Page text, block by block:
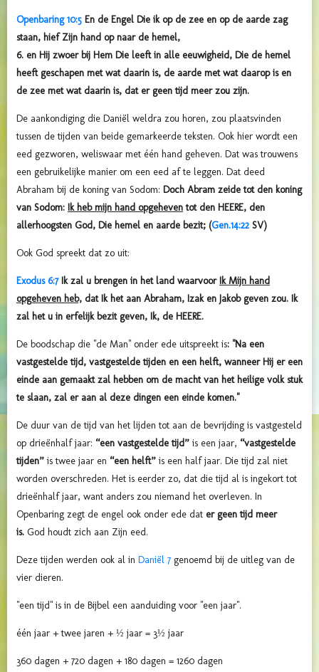
Openbaring 10:5 En de Engel Die ik op de zee en op de aarde zag
staan, hief Zijn hand op naar de hemel,
6. en Hij zwoer bij Hem Die leeft in alle eeuwigheid, Die de hemel
heeft geschapen met wat daarin is, de aarde met wat daarop is en
de zee met wat daarin is, dat er geen tijd meer zou zijn.
De aankondiging die Daniël weldra zou horen, zou plaatsvinden
tussen de tijden van beide gemarkeerde teksten. Ook hier wordt een
eed gezworen, weliswaar met één hand geheven. Dat was trouwens
een gebruikelijke manier om een eed af te leggen. Dat deed
Abraham bij de koning van Sodom: Doch Abram zeide tot den koning
van Sodom: Ik heb mijn hand opgeheventot den HEERE, den
allerhoogsten God, Die hemel en aarde bezit; (Gen.14:22 SV)
Ook God spreekt dat zo uit:
Exodus 6:7Ik zal u brengen in het land waarvoor Ik Mijn hand
opgeheven heb, dat Ik het aan Abraham, Izak en Jakob geven zou. Ik
zal het u in erfelijk bezit geven, Ik, de HEERE.
De boodschap die "de Man" onder ede uitspreekt is: "Na een
vastgestelde tijd, vastgestelde tijden en een helft, wanneer Hij er een
einde aan gemaakt zal hebben om de macht van het heilige volk stuk
te slaan, zal er aan al deze dingen een einde komen."
De duur van de tijd van het lijden tot aan de bevrijding is vastgesteld
op drieënhalf jaar: “een vastgestelde tijd” is een jaar, “vastgestelde
tijden” is twee jaar en “een helft” is een half jaar. Die tijd zal niet
worden overschreden. Het is eerder zo, dat die tijd al is ingekort tot
drieënhalf jaar, want anders zou niemand het overleven. In
Openbaring zegt de engel ook onder ede dat er geen tijd meer
is. God houdt zich aan Zijn eed.
Deze tijden werden ook al in Daniël 7 genoemd bij de uitleg van de
vier dieren.
"een tijd" is in de Bijbel een aanduiding voor "een jaar".
één jaar + twee jaren + ½ jaar = 3½ jaar
360 dagen + 720 dagen + 180 dagen = 1260 dagen